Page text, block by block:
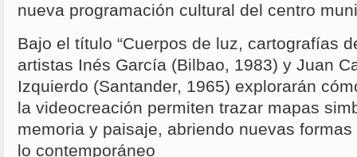
nueva programación cultural del centro
Bajo el título “Cuerpos de luz, cartografías
artistas Inés García (Bilbao, 1983) y Juan
Izquierdo (Santander, 1965) explorarán
la videocreación permiten trazar mapas
memoria y paisaje, abriendo nuevas
lo contemporáneo